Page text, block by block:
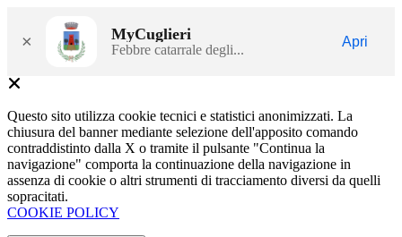
× MyCuglieri
Febbre catarrale degli...
Apri
Questo sito utilizza cookie tecnici e statistici anonimizzati. La
chiusura del banner mediante selezione dell'apposito comando
contraddistinto dalla X o tramite il pulsante "Continua la
navigazione" comporta la continuazione della navigazione in
assenza di cookie o altri strumenti di tracciamento diversi da quelli
sopracitati.
COOKIE POLICY